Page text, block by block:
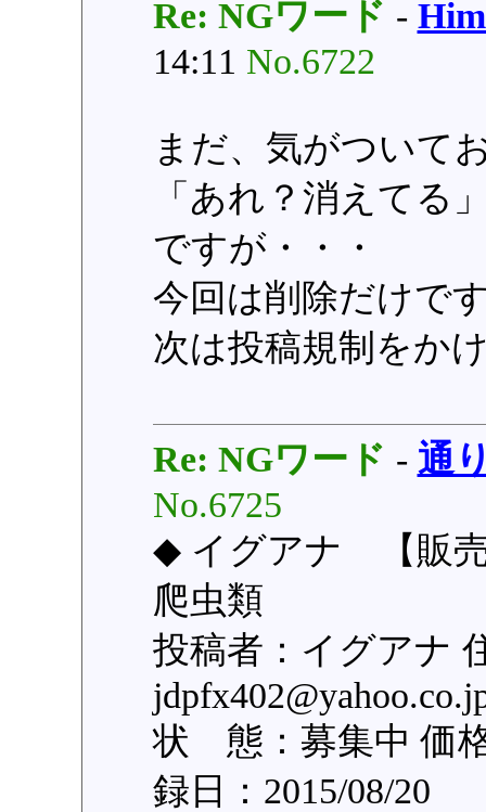
Re: NGワード -
14:11 No.6722
まだ、気がついて
「あれ？消えてる
ですが・・・
今回は削除だけで
次は投稿規制をか
Re: NGワード - 通
No.6725
◆ イグアナ 【販売
爬虫類
投稿者：イグアナ
状 態：募集中 価
録日：2015/08/20